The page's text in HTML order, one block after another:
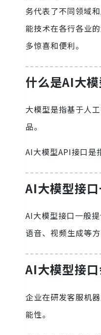
务代表了不同领域
能技术在各行各业
多惊喜和便利。
什么是AI大模
大模型是指基于人
品。
AI大模型API接口是
AI大模型接口
AI大模型接口一般
语音、视频生成等方
AI大模型接口
企业在研发客服机
能性。